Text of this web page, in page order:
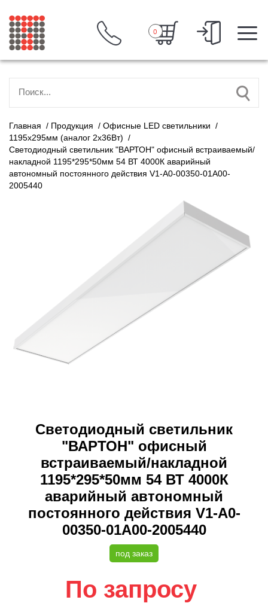
0
Главная / Продукция / Офисные LED светильники /
1195х295мм (аналог 2х36Вт) /
Светодиодный светильник "ВАРТОН" офисный встраиваемый/
накладной 1195*295*50мм 54 ВТ 4000К аварийный
автономный постоянного действия V1-A0-00350-01A00-
2005440
Светодиодный светильник
"ВАРТОН" офисный
встраиваемый/накладной
1195*295*50мм 54 ВТ 4000К
аварийный автономный
постоянного действия V1-A0-
00350-01A00-2005440
под заказ
По запросу